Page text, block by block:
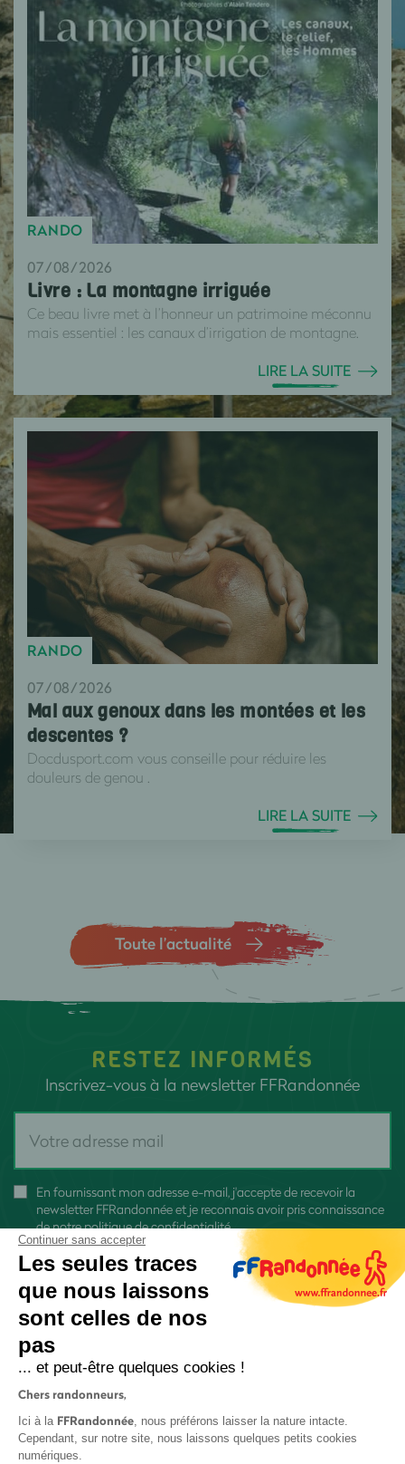
RANDO
07/08/2026
Livre : La montagne irriguée
Ce beau livre met à l’honneur un patrimoine méconnu
mais essentiel : les canaux d’irrigation de montagne.
LIRE LA SUITE
RANDO
07/08/2026
Mal aux genoux dans les montées et les
descentes ?
Docdusport.com vous conseille pour réduire les
douleurs de genou .
LIRE LA SUITE
Toute l’actualité
RESTEZ INFORMÉS
Inscrivez-vous à la newsletter FFRandonnée
En fournissant mon adresse e-mail, j'accepte de recevoir la
newsletter FFRandonnée et je reconnais avoir pris connaissance
denotre politique de confidentialité
Continuer sans accepter
Les seules traces
que nous laissons
sont celles de nos
pas
... et peut-être quelques cookies !
Chers randonneurs,
Ici à la FFRandonnée, nous préférons laisser la nature intacte.
Cependant, sur notre site, nous laissons quelques petits cookies
numériques.